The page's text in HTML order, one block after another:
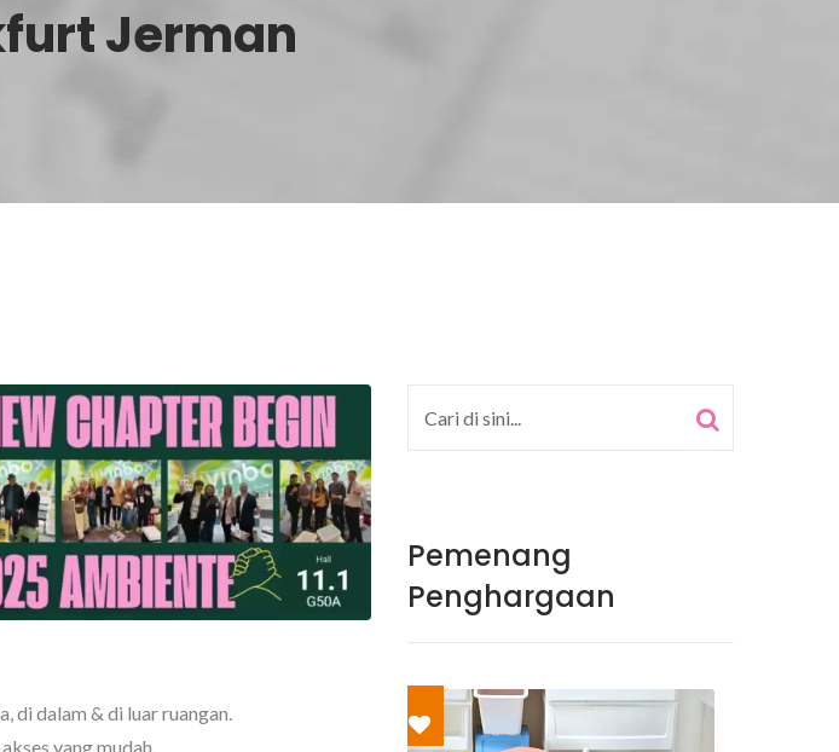
Jerman
di dalam & di luar ruangan.
yang mudah.
Pemenang
Penghargaan